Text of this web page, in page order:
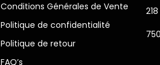
Conditions Générales de Vente
Politique de confidentialité
Politique de retour
FAQ’s